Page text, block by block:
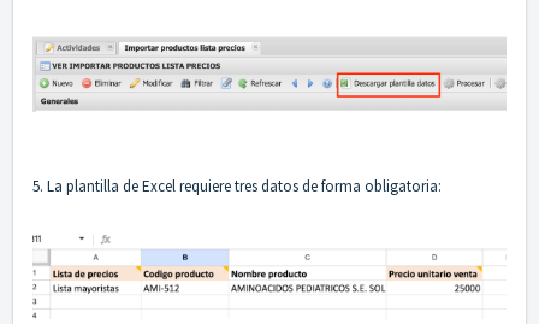
5. La plantilla de Excel requiere tres datos de forma obligatoria: